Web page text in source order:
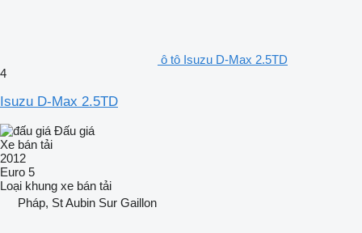
ô tô Isuzu D-Max 2.5TD
4
Isuzu D-Max 2.5TD
Đấu giá
Xe bán tải
2012
Euro 5
Loại khung xe bán tải
Pháp, St Aubin Sur Gaillon